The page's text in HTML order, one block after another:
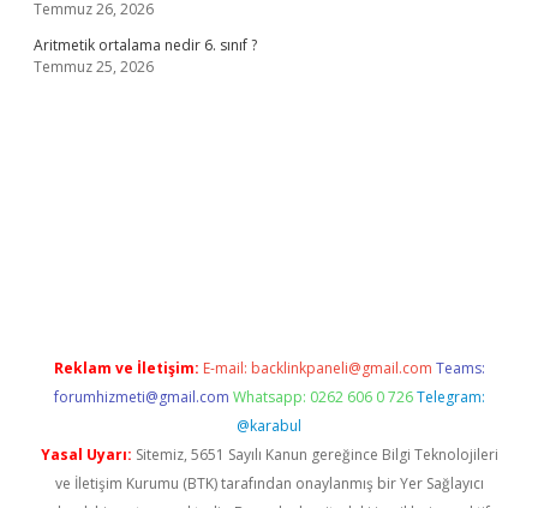
Temmuz 26, 2026
Aritmetik ortalama nedir 6. sınıf ?
Temmuz 25, 2026
Reklam ve İletişim: E-mail: backlinkpaneli@gmail.com Teams:
forumhizmeti@gmail.com Whatsapp: 0262 606 0 726 Telegram:
@karabul
Yasal Uyarı: Sitemiz, 5651 Sayılı Kanun gereğince Bilgi Teknolojileri
ve İletişim Kurumu (BTK) tarafından onaylanmış bir Yer Sağlayıcı